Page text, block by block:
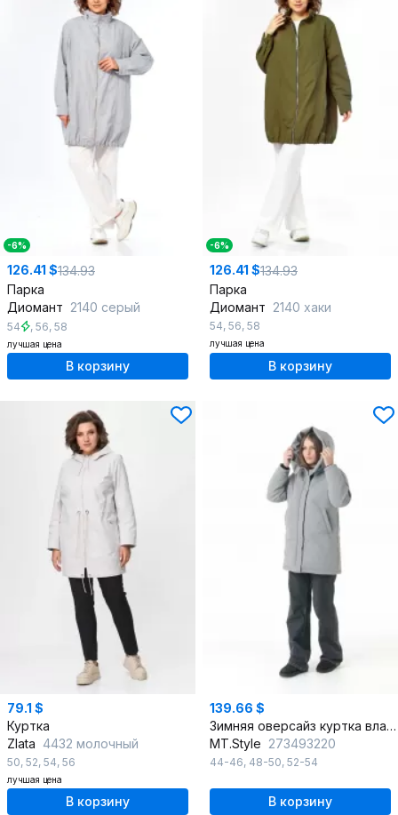
-6%
126.41 $134.93
Парка
Диомант 2140 серый
54 , 56, 58
лучшая цена
В корзину
-6%
126.41 $134.93
Парка
Диомант 2140 хаки
54, 56, 58
лучшая цена
В корзину
79.1 $
Куртка
Zlata 4432 молочный
50, 52, 54, 56
лучшая цена
В корзину
139.66 $
Зимняя оверсайз куртка влагостойкая с меховым капюшоном
MT.Style 273493220
44-46, 48-50, 52-54
В корзину